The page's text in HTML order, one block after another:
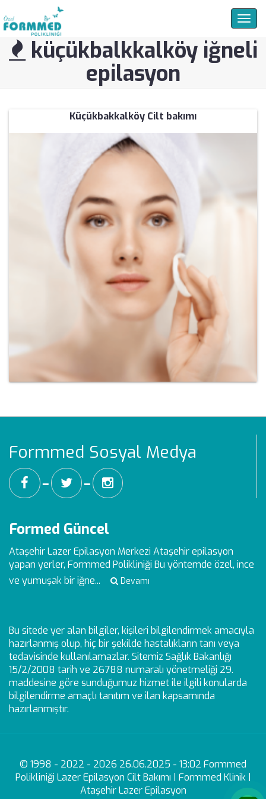
küçükbalkkalköy iğneli
epilasyon
Küçükbakkalköy Cilt bakımı
Formmed Sosyal Medya
━ ━
Formed Güncel
Ataşehir Lazer Epilasyon Merkezi Ataşehir epilasyon
yapan yerler, Formmed Polikliniği Bu yöntemde özel, ince
ve yumuşak bir iğne...
Devamı
Bu sitede yer alan bilgiler, kişileri bilgilendirmek amacıyla
hazırlanmış olup, hiç bir şekilde hastalıkların tanı veya
tedavisinde kullanılamazlar. Sitemiz Sağlık Bakanlığı
15/2/2008 tarih ve 26788 numaralı yönetmeliği 29.
maddesine göre sunduğumuz hizmet ile ilgili konularda
bilgilendirme amaçlı tanıtım ve ilan kapsamında
hazırlanmıştır.
© 1998 - 2022 - 2026 26.06.2025 - 13:02 Formmed
Polikliniği Lazer Epilasyon Cilt Bakımı | Formmed Klinik |
Ataşehir Lazer Epilasyon